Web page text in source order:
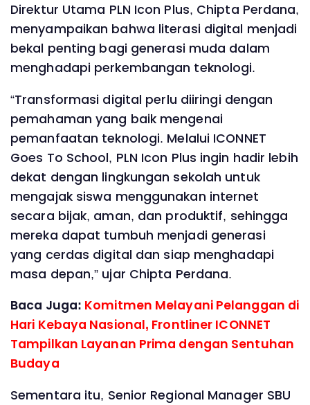
Direktur Utama PLN Icon Plus, Chipta Perdana,
menyampaikan bahwa literasi digital menjadi
bekal penting bagi generasi muda dalam
menghadapi perkembangan teknologi.
“Transformasi digital perlu diiringi dengan
pemahaman yang baik mengenai
pemanfaatan teknologi. Melalui ICONNET
Goes To School, PLN Icon Plus ingin hadir lebih
dekat dengan lingkungan sekolah untuk
mengajak siswa menggunakan internet
secara bijak, aman, dan produktif, sehingga
mereka dapat tumbuh menjadi generasi
yang cerdas digital dan siap menghadapi
masa depan,” ujar Chipta Perdana.
Baca Juga: Komitmen Melayani Pelanggan di
Hari Kebaya Nasional, Frontliner ICONNET
Tampilkan Layanan Prima dengan Sentuhan
Budaya
Sementara itu, Senior Regional Manager SBU